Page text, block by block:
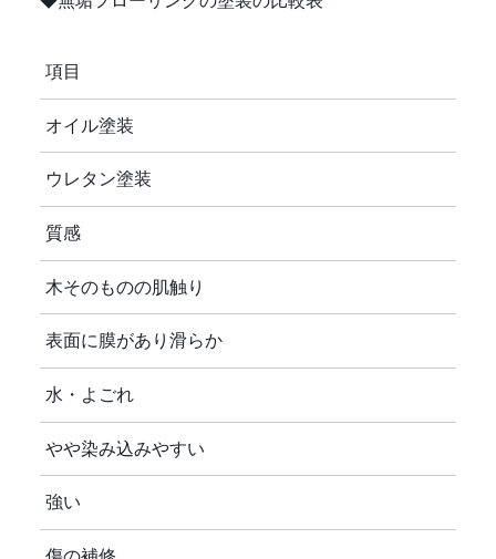
項目
オイル塗装
ウレタン塗装
質感
木そのものの肌触り
表面に膜があり滑らか
水・よごれ
やや染み込みやすい
強い